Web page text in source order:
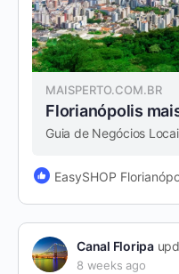
MAISPERTO.COM.BR
Florianópolis
EasySHOP
Canal Floripa
8 weeks ago